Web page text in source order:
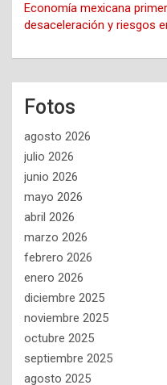
Economía mexicana
desaceleración y riesgos
Fotos
agosto 2026
julio 2026
junio 2026
mayo 2026
abril 2026
marzo 2026
febrero 2026
enero 2026
diciembre 2025
noviembre 2025
octubre 2025
septiembre 2025
agosto 2025